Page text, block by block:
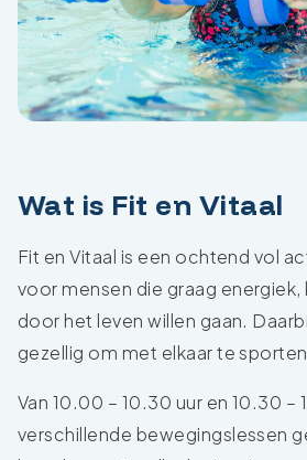
Wat is Fit en Vitaal
Fit en Vitaal is een ochtend vol
voor mensen die graag
door het leven willen gaan.
gezellig om met elkaar te
Van 10.00 – 10.30 uur en 10.30 –
verschillende bewegingslessen